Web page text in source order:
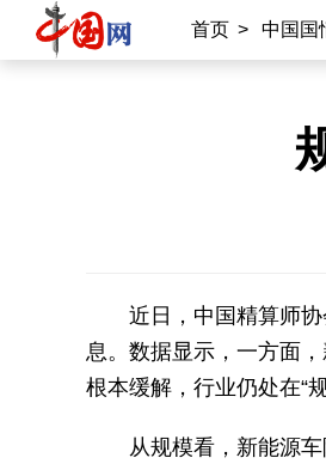
首页 > 中国国
近日，中国精算师
息。数据显示，一方面
根本缓解，行业仍处在“
从规模看，新能源